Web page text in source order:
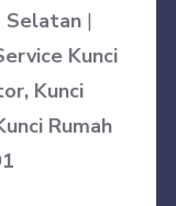
Selatan|
Kunci
Kunci
Rumah